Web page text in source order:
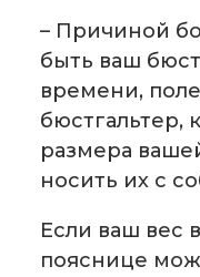
– Причиной
быть ваш
времени,
бюстгальтер,
размера
носить их с
Если ваш вес
пояснице